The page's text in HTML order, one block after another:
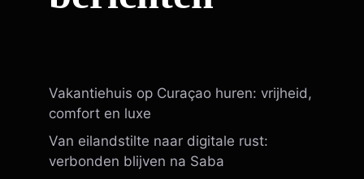
Vakantiehuis op Curaçao huren: vrijheid,
comfort en luxe
Van eilandstilte naar digitale rust:
verbonden blijven na Saba